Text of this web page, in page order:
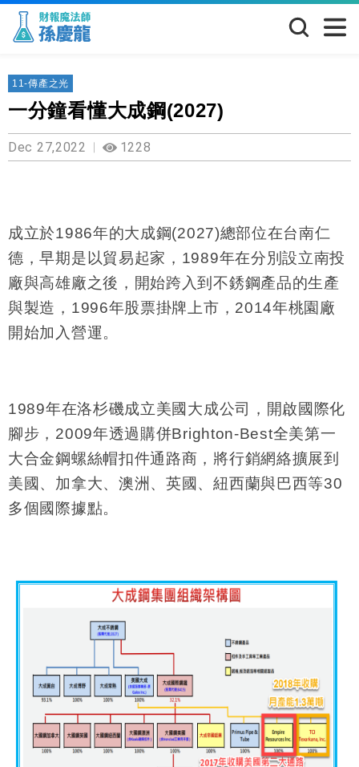
11-傳產之光
一分鐘看懂大成鋼(2027)
Dec 27,2022 1228
成立於1986年的大成鋼(2027)總部位在台南仁
德，早期是以貿易起家， 1989年在分別設立南投
廠與高雄廠之後，開始跨入到不銹鋼產品的生產
與製造， 1996年股票掛牌上市， 2014年桃園廠
開始加入營運。
1989年在洛杉磯成立美國大成公司，開啟國際化
腳步， 2009年透過購併Brighton-Best全美第一
大合金鋼螺絲帽扣件通路商，將行銷網絡擴展到
美國、加拿大、澳洲、英國、紐西蘭與巴西等30
多個國際據點。